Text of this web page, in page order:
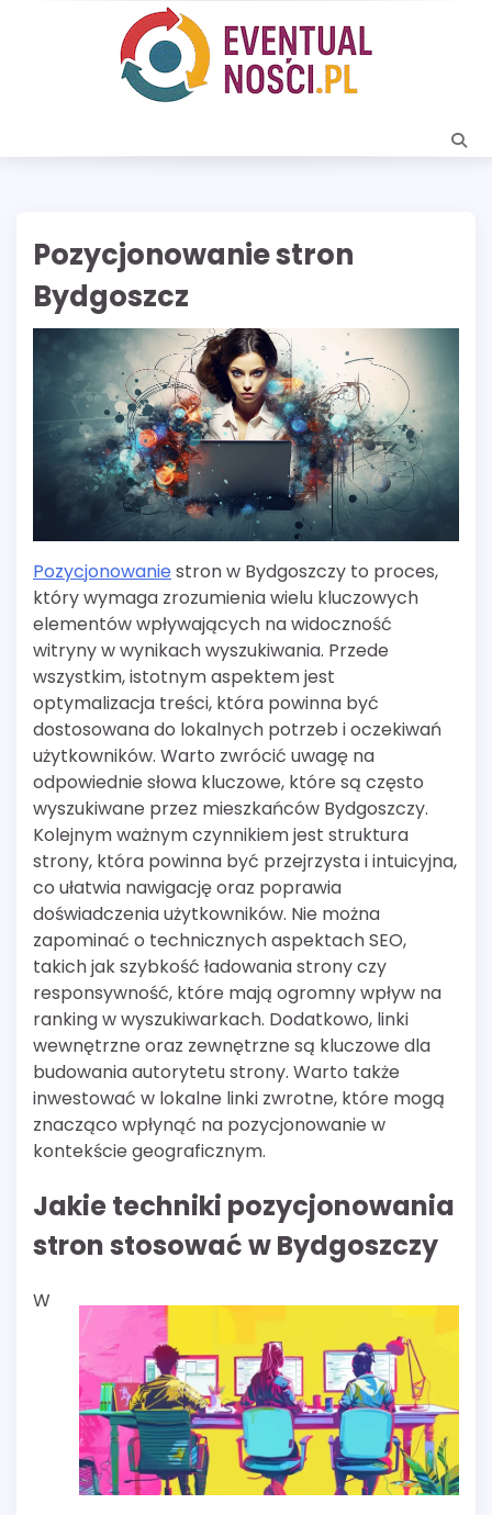
Pozycjonowanie stron
Bydgoszcz
Pozycjonowanie stron w Bydgoszczy to proces,
który wymaga zrozumienia wielu kluczowych
elementów wpływających na widoczność
witryny w wynikach wyszukiwania. Przede
wszystkim, istotnym aspektem jest
optymalizacja treści, która powinna być
dostosowana do lokalnych potrzeb i oczekiwań
użytkowników. Warto zwrócić uwagę na
odpowiednie słowa kluczowe, które są często
wyszukiwane przez mieszkańców Bydgoszczy.
Kolejnym ważnym czynnikiem jest struktura
strony, która powinna być przejrzysta i intuicyjna,
co ułatwia nawigację oraz poprawia
doświadczenia użytkowników. Nie można
zapominać o technicznych aspektach SEO,
takich jak szybkość ładowania strony czy
responsywność, które mają ogromny wpływ na
ranking w wyszukiwarkach. Dodatkowo, linki
wewnętrzne oraz zewnętrzne są kluczowe dla
budowania autorytetu strony. Warto także
inwestować w lokalne linki zwrotne, które mogą
znacząco wpłynąć na pozycjonowanie w
kontekście geograficznym.
Jakie techniki pozycjonowania
stron stosować w Bydgoszczy
W